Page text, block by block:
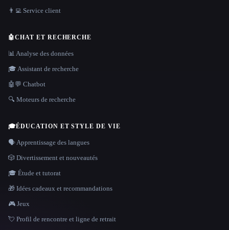
👨‍💻 Service client
🤖CHAT ET RECHERCHE
📊 Analyse des données
🎓 Assistant de recherche
🤖💬 Chatbot
🔍 Moteurs de recherche
🎓ÉDUCATION ET STYLE DE VIE
🗣️ Apprentissage des langues
🎲 Divertissement et nouveautés
🎓 Étude et tutorat
🎁 Idées cadeaux et recommandations
🎮 Jeux
💘 Profil de rencontre et ligne de retrait